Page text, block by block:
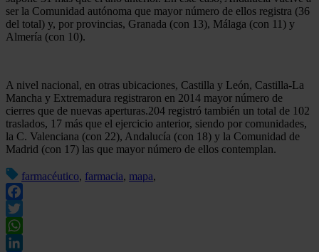
ser la Comunidad autónoma que mayor número de ellos registra (36
del total) y, por provincias, Granada (con 13), Málaga (con 11) y
Almería (con 10).
A nivel nacional, en otras ubicaciones, Castilla y León, Castilla-La
Mancha y Extremadura registraron en 2014 mayor número de
cierres que de nuevas aperturas.204 registró también un total de 102
traslados, 17 más que el ejercicio anterior, siendo por comunidades,
la C. Valenciana (con 22), Andalucía (con 18) y la Comunidad de
Madrid (con 17) las que mayor número de ellos contemplan.
farmacéutico, farmacia, mapa,
Facebook
Twitter
WhatsApp